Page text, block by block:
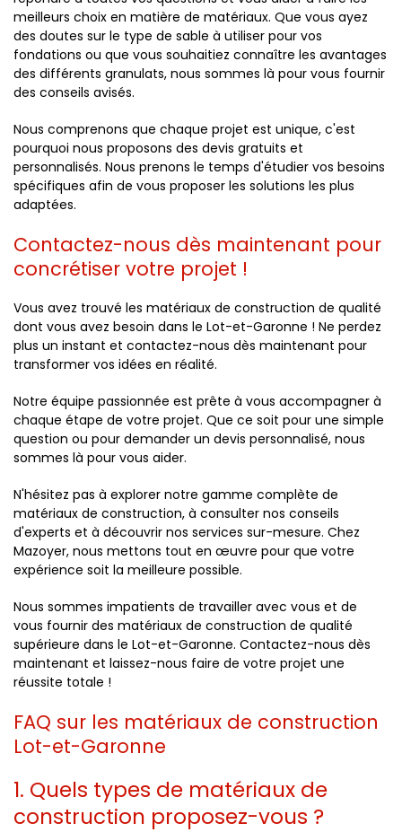
meilleurs choix en matière de matériaux. Que vous ayez
des doutes sur le type de sable à utiliser pour vos
fondations ou que vous souhaitiez connaître les avantages
des différents granulats, nous sommes là pour vous fournir
des conseils avisés.
Nous comprenons que chaque projet est unique, c'est
pourquoi nous proposons des devis gratuits et
personnalisés. Nous prenons le temps d'étudier vos besoins
spécifiques afin de vous proposer les solutions les plus
adaptées.
Contactez-nous dès maintenant pour
concrétiser votre projet !
Vous avez trouvé les matériaux de construction de qualité
dont vous avez besoin dans le Lot-et-Garonne ! Ne perdez
plus un instant et contactez-nous dès maintenant pour
transformer vos idées en réalité.
Notre équipe passionnée est prête à vous accompagner à
chaque étape de votre projet. Que ce soit pour une simple
question ou pour demander un devis personnalisé, nous
sommes là pour vous aider.
N'hésitez pas à explorer notre gamme complète de
matériaux de construction, à consulter nos conseils
d'experts et à découvrir nos services sur-mesure. Chez
Mazoyer, nous mettons tout en œuvre pour que votre
expérience soit la meilleure possible.
Nous sommes impatients de travailler avec vous et de
vous fournir des matériaux de construction de qualité
supérieure dans le Lot-et-Garonne. Contactez-nous dès
maintenant et laissez-nous faire de votre projet une
réussite totale !
FAQ sur les matériaux de construction
Lot-et-Garonne
1. Quels types de matériaux de
construction proposez-vous ?